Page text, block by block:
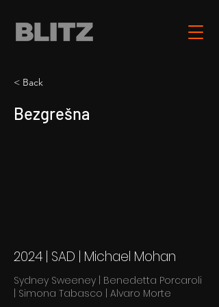
< Back
Bezgrešna
2024 | SAD | Michael Mohan
Sydney Sweeney | Benedetta Porcaroli
| Simona Tabasco | Alvaro Morte